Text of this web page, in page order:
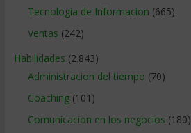
Tecnologia de Informacion (665)
Ventas (242)
Habilidades (2.843)
Administracion del tiempo (70)
Coaching(101)
Comunicacion en los negocios (180)